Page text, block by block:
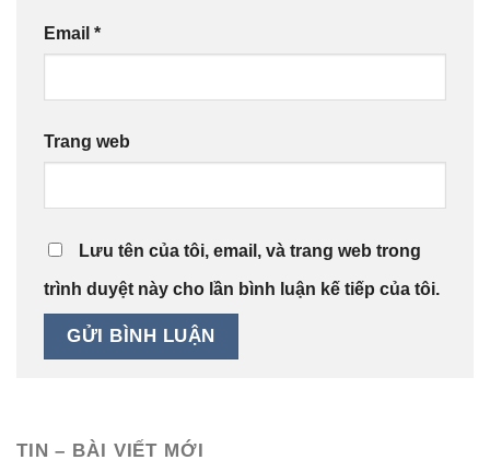
Email *
Trang web
Lưu tên của tôi, email, và trang web trong
trình duyệt này cho lần bình luận kế tiếp của tôi.
TIN – BÀI VIẾT MỚI